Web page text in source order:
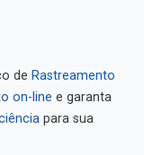
de Rastreamento
on-line e garanta
para sua